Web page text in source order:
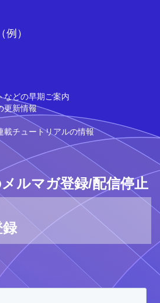
）
などの早期ご案内
更新情報
載チュートリアルの情報
ルマガ登録/配信停止
録